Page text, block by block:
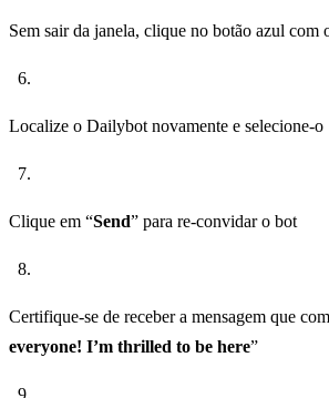
Sem sair da janela, clique no botão azul com
Localize o Dailybot novamente e selecione-o
Clique em “Send” para re-convidar o bot
Certifique-se de receber a mensagem que
everyone! I’m thrilled to be here”